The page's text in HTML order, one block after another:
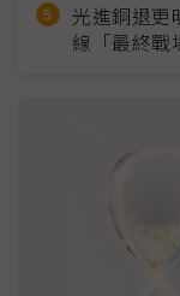
光進銅退
線「最終戰